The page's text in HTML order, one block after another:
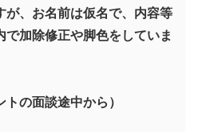
が、お名前は仮名で、内容等
で加除修正や脚色をしていま
トの面談途中から）